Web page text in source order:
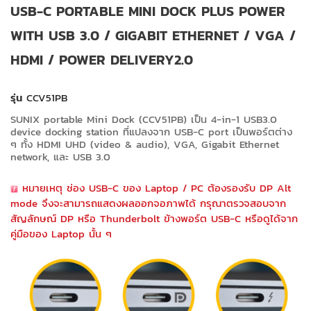
USB-C PORTABLE MINI DOCK PLUS POWER
WITH USB 3.0 / GIGABIT ETHERNET / VGA /
HDMI / POWER DELIVERY2.0
รุ่น CCV51PB
SUNIX portable Mini Dock (CCV51PB) เป็น 4-in-1 USB3.0
device docking station ที่แปลงจาก USB-C port เป็นพอร์ตต่าง
ๆ ทั้ง HDMI UHD (video & audio), VGA, Gigabit Ethernet
network, และ USB 3.0
หมายเหตุ ช่อง USB-C ของ Laptop / PC ต้องรองรับ DP Alt
mode จึงจะสามารถแสดงผลออกจอภาพได้ กรุณาตรวจสอบจาก
สัญลักษณ์ DP หรือ Thunderbolt ข้างพอร์ต USB-C หรือดูได้จาก
คู่มือของ Laptop นั้น ๆ